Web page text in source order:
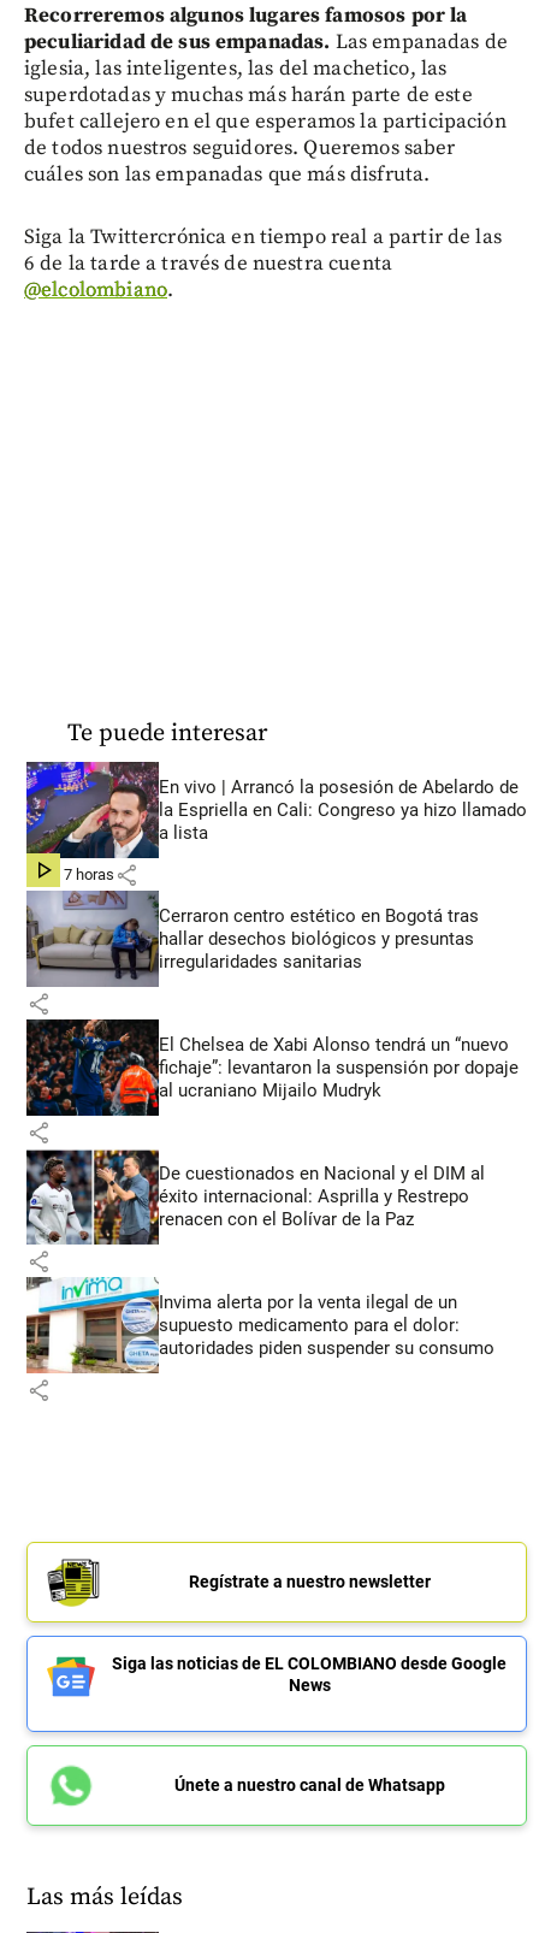
Recorreremos algunos lugares famosos por la
peculiaridad de sus empanadas. Las empanadas de
iglesia, las inteligentes, las del machetico, las
superdotadas y muchas más harán parte de este
bufet callejero en el que esperamos la participación
de todos nuestros seguidores. Queremos saber
cuáles son las empanadas que más disfruta.
Siga la Twittercrónica en tiempo real a partir de las
6 de la tarde a través de nuestra cuenta
@elcolombiano.
Te puede interesar
En vivo | Arrancó la posesión de Abelardo de
la Espriella en Cali: Congreso ya hizo llamado
a lista
hace 7 horas share
Cerraron centro estético en Bogotá tras
hallar desechos biológicos y presuntas
irregularidades sanitarias
share
El Chelsea de Xabi Alonso tendrá un “nuevo
fichaje”: levantaron la suspensión por dopaje
al ucraniano Mijailo Mudryk
share
De cuestionados en Nacional y el DIM al
éxito internacional: Asprilla y Restrepo
renacen con el Bolívar de la Paz
share
Invima alerta por la venta ilegal de un
supuesto medicamento para el dolor:
autoridades piden suspender su consumo
share
Regístrate a nuestro newsletter
Siga las noticias de EL COLOMBIANO desde Google
News
Únete a nuestro canal de Whatsapp
Las más leídas